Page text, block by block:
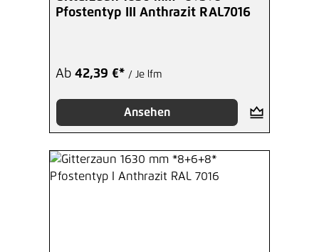
Pfostentyp III Anthrazit RAL7016
Ab 42,39 €* / Je lfm
Ansehen